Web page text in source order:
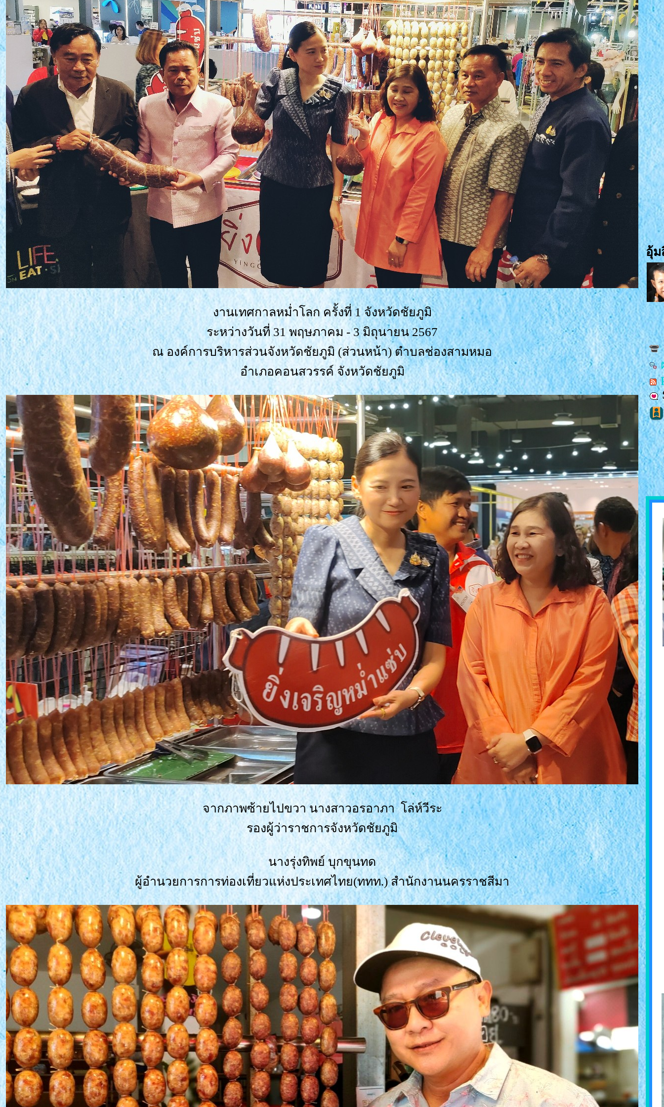
งานเทศกาลหม่ำโลก ครั้งที่ 1 จังหวัดชัยภูมิ
ระหว่างวันที่ 31 พฤษภาคม - 3 มิถุนายน 2567
ณ องค์การบริหารส่วนจังหวัดชัยภูมิ (ส่วนหน้า) ตำบลช่องสามหมอ
อำเภอคอนสวรรค์ จังหวัดชัยภูมิ
จากภาพซ้ายไปขวา นางสาวอรอาภา โล่ห์วีระ
รองผู้ว่าราชการจังหวัดชัยภูมิ
นางรุ่งทิพย์ บุกขุนทด
ผู้อำนวยการการท่องเที่ยวแห่งประเทศไทย(ททท.) สำนักงานนครราชสีมา
อุ้ม